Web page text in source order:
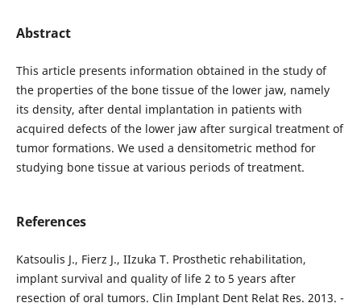
Abstract
This article presents information obtained in the study of
the properties of the bone tissue of the lower jaw, namely
its density, after dental implantation in patients with
acquired defects of the lower jaw after surgical treatment of
tumor formations. We used a densitometric method for
studying bone tissue at various periods of treatment.
References
Katsoulis J., Fierz J., IIzuka T. Prosthetic rehabilitation,
implant survival and quality of life 2 to 5 years after
resection of oral tumors. Clin Implant Dent Relat Res. 2013. -